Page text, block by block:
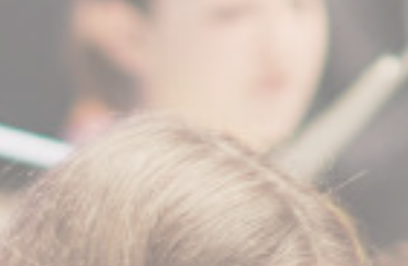
CANDIDATURES
BILLETTERIE